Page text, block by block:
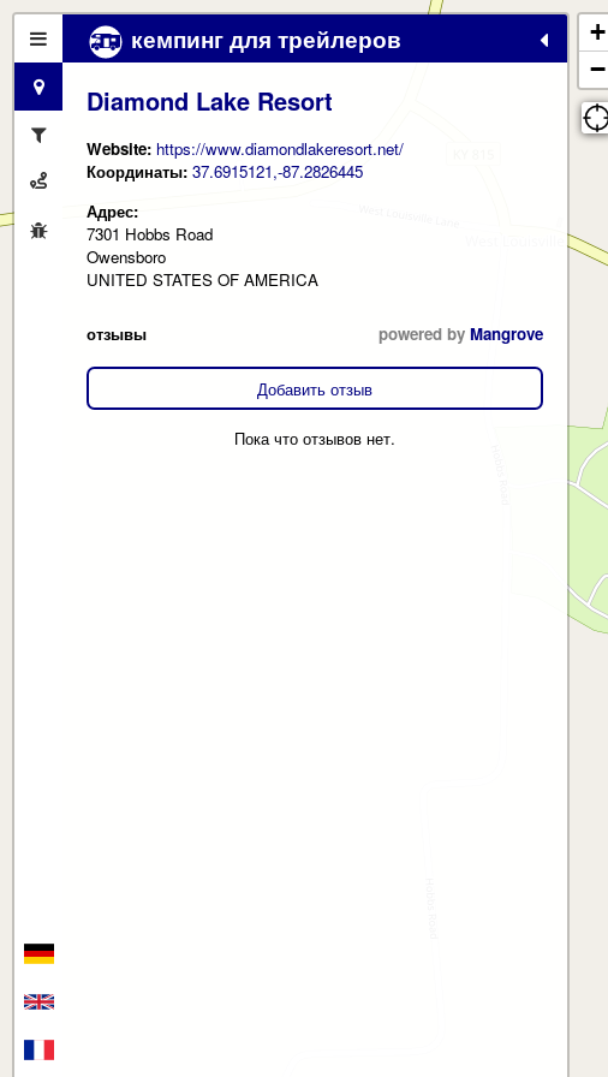
кемпинг для трейлеров
Diamond Lake Resort
Website: https://www.diamondlakeresort.net/
Координаты: 37.6915121,-87.2826445
Адрес:
7301 Hobbs Road
Owensboro
UNITED STATES OF AMERICA
отзывы powered by Mangrove
Добавить отзыв
Пока что отзывов нет.
+
−